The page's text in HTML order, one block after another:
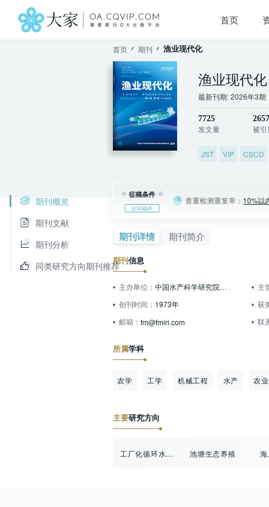
首页
首页 期刊 渔业现代化
期刊概览
期刊文献
期刊分析
同类研究方向期刊推荐
渔业现代化
最新刊期: 2026年3期
7725
发文量 被引
JST VIP CSCD
征稿条件
比对稿件
查重检测重复率： 10%以
期刊详情 期刊简介
期刊信息
主办单位： 中国水产科学研究院渔业机械仪器研究所
主
创刊时间： 1973年
获
邮箱： fm@fmiri.com 联
所属学科
农学 工学 机械工程 水产 农
主要研究方向
工厂化循环水养殖 池塘生态养殖